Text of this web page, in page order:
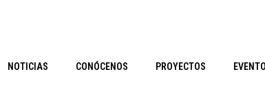
NOTICIAS CONÓCENOS PROYECTOS